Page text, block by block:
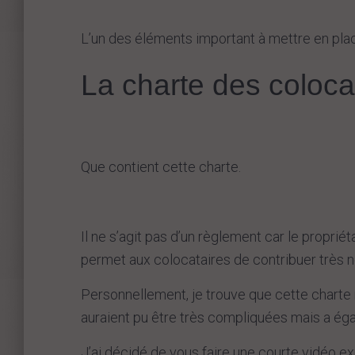
L’un des éléments important à mettre en
La charte des
Que contient cette charte.
Il ne s’agit pas d’un règlement car le
permet aux colocataires de contribuer très
Personnellement, je trouve que cette charte
auraient pu être très compliquées mais a